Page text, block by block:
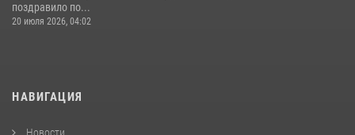
поздравило по...
20 июля 2026, 04:02
НАВИГАЦИЯ